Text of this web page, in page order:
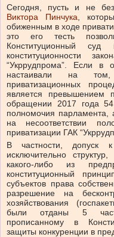
Сегодня, пусть и не
Виктора Пинчука ,
обиженным в ходе
это его тесть
Конституционный
конституционности
“Укррудпрома”. Если в
настаивали на
приватизационных
является превышением
обращении 2017 года
полномочия парламента,
на несоответствии
приватизации ГАК
В частности, допуск
исключительно
какого-либо из
конституционный
субъектов права
разрешение на
хозяйствования
были отданы 5
прописанному в
защиты конкуренции в